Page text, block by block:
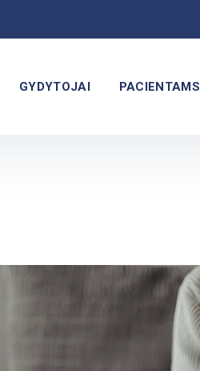
GYDYTOJAI PACIENTAMS